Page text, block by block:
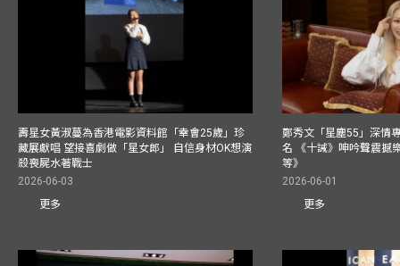
壽星女黃淑蔓為香港電影資料館「幸會25歲」珍
藏展獻唱 望接喜劇做「星女郎」 自信身材OK想演
殺喪屍水著戰士
2026-06-03
更多
鄭秀文「星塵55」深情
名 《十誡》呻吟聲震撼
等》
2026-06-01
更多